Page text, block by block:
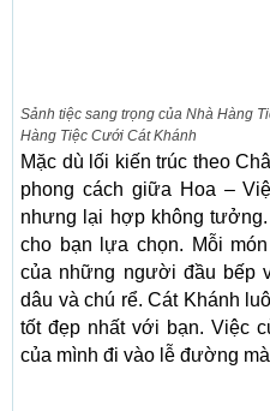
Sảnh tiệc sang trọng của Nhà Hàng
Hàng Tiệc Cưới Cát Khánh
Mặc dù lối kiến trúc theo
phong cách giữa Hoa –
nhưng lại hợp không
cho bạn lựa chọn. Mỗi
của những người đầu bếp
dâu và chú rể. Cát Khánh
tốt đẹp nhất với bạn. Việc
của mình đi vào lễ đường